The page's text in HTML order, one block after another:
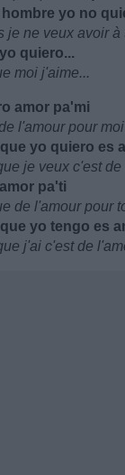
yo no
je ne veux avoir
quiero...
moi j'aime...
amor pa'mi
l'amour pour moi
yo quiero es
je veux c'est
pa'ti
de l'amour pour
yo tengo es
j'ai c'est de